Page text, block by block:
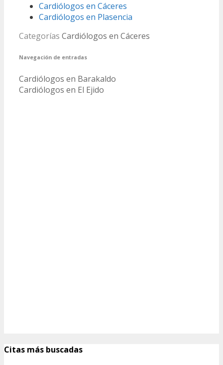
Cardiólogos en Cáceres
Cardiólogos en Plasencia
Categorías Cardiólogos en Cáceres
Navegación de entradas
Cardiólogos en Barakaldo
Cardiólogos en El Ejido
Citas más buscadas